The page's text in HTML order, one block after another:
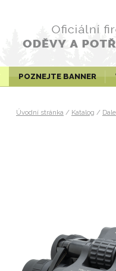
POZNEJTE BANNER
Úvodní stránka / Katalog /